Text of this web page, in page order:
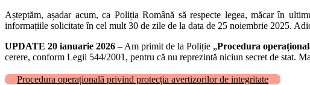
Așteptăm, așadar acum, ca Poliția Română să respecte legea, măcar în
informațiile solicitate în cel mult 30 de zile de la data de 25 noiembrie 2025.
UPDATE 20 ianuarie 2026 – Am primit de la Poliție „Procedura
cerere, conform Legii 544/2001, pentru că nu reprezintă niciun secret de stat.
Procedura operațională privind protecția avertizorilor de integritate